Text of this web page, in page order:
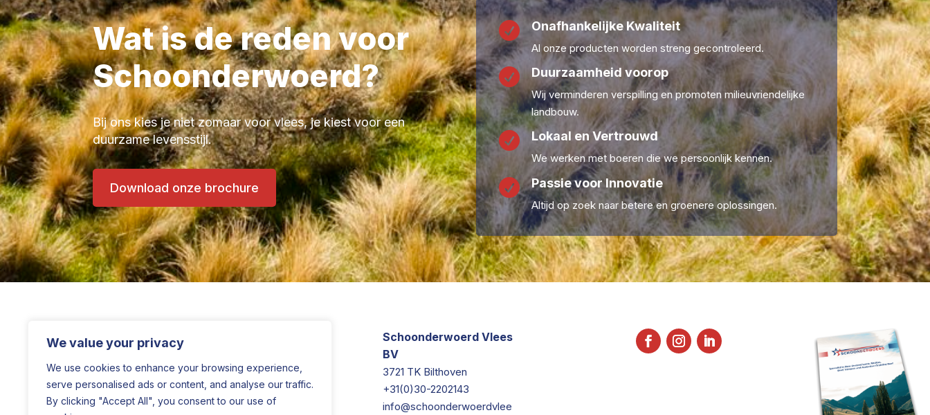
We value your privacy
We use cookies to enhance your browsing experience,
serve personalised ads or content, and analyse our traffic.
By clicking "Accept All", you consent to our use of
Wat is de reden voor
Schoonderwoerd?
Bij ons kies je niet zomaar voor vlees, je kiest voor een
duurzame levensstijl.
Download onze brochure
 Onafhankelijke Kwaliteit
Al onze producten worden streng gecontroleerd.
 Duurzaamheid voorop
Wij verminderen verspilling en promoten milieuvriendelijke
landbouw.
 Lokaal en Vertrouwd
We werken met boeren die we persoonlijk kennen.
 Passie voor Innovatie
Altijd op zoek naar betere en groenere oplossingen.
Schoonderwoerd Vlees
BV
3721 TK Bilthoven
+31(0)30-2202143
info@schoonderwoerdvlee